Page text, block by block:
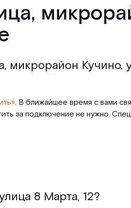
микрорайон Кучино,
. В ближайшее время с вами
за подключение не нужно.
8 Марта, 12?